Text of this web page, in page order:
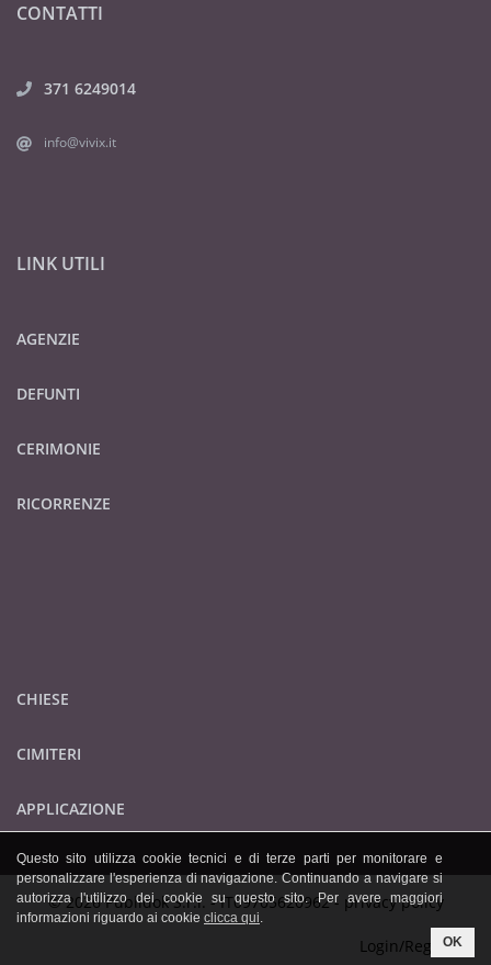
CONTATTI
371 6249014
info@vivix.it
LINK UTILI
AGENZIE
DEFUNTI
CERIMONIE
RICORRENZE
CHIESE
CIMITERI
APPLICAZIONE
© 2026 Publidok S.r.l. - IT09705620962 - privacy policy
Login/Registrati
Questo sito utilizza cookie tecnici e di terze parti per monitorare e
personalizzare l'esperienza di navigazione. Continuando a navigare si
autorizza l'utilizzo dei cookie su questo sito. Per avere maggiori
informazioni riguardo ai cookie clicca qui.
OK